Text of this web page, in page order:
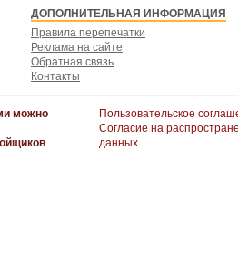
ДОПОЛНИТЕЛЬНАЯ ИНФОРМАЦИЯ
Правила перепечатки
Реклама на сайте
Обратная связь
Контакты
можно
Пользовательское
Согласие на
данных